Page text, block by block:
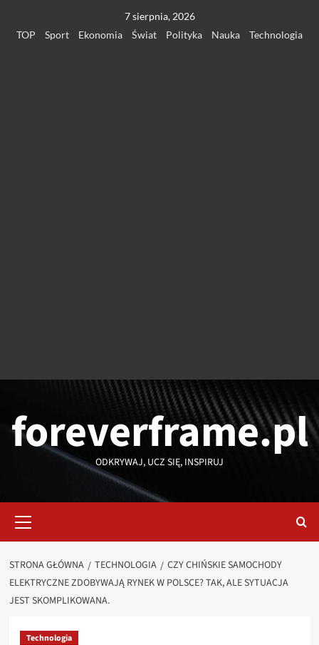
7 sierpnia, 2026
TOP
Sport Ekonomia Świat Polityka Nauka Technologia
foreverframe.pl
ODKRYWAJ, UCZ SIĘ, INSPIRUJ
główne
STRONA GŁÓWNA TECHNOLOGIA
CZY CHIŃSKIE SAMOCHODY
ELEKTRYCZNE ZDOBYWAJĄ RYNEK W POLSCE? TAK, ALE SYTUACJA
JEST SKOMPLIKOWANA.
Technologia